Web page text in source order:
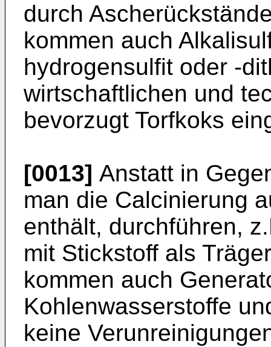
durch
kommen auch
hydrogensulfit oder -
wirtschaftlichen und
bevorzugt Torfkoks
[0013] Anstatt in
man die Calcinierung
enthält, durchführen,
mit Stickstoff als
kommen auch
Kohlenwasserstoffe
keine